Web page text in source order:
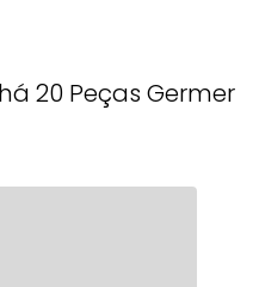
20 Peças Germer